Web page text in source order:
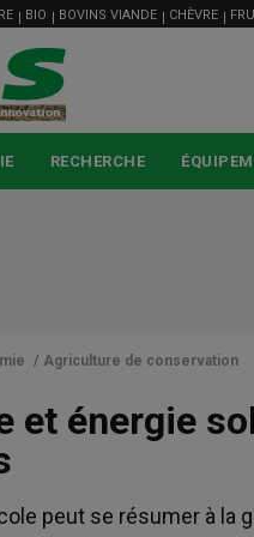
BIO BOVINS VIANDE CHÈVRE
RECHERCHE
/ Agriculture de conservation
et énergie
peut se résumer à la